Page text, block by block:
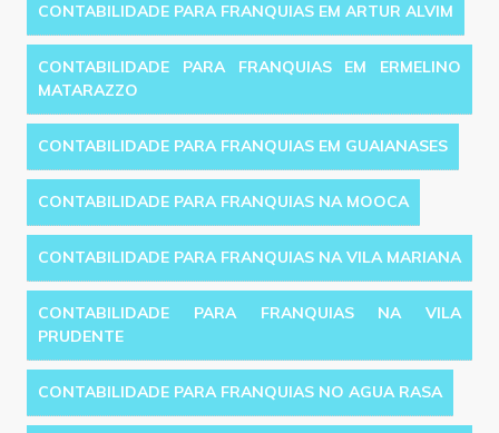
CONTABILIDADE PARA FRANQUIAS EM ARTUR ALVIM
CONTABILIDADE PARA FRANQUIAS EM ERMELINO
MATARAZZO
CONTABILIDADE PARA FRANQUIAS EM GUAIANASES
CONTABILIDADE PARA FRANQUIAS NA MOOCA
CONTABILIDADE PARA FRANQUIAS NA VILA MARIANA
CONTABILIDADE PARA FRANQUIAS NA VILA
PRUDENTE
CONTABILIDADE PARA FRANQUIAS NO AGUA RASA